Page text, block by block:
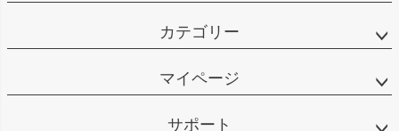
カテゴリー
マイページ
サポート